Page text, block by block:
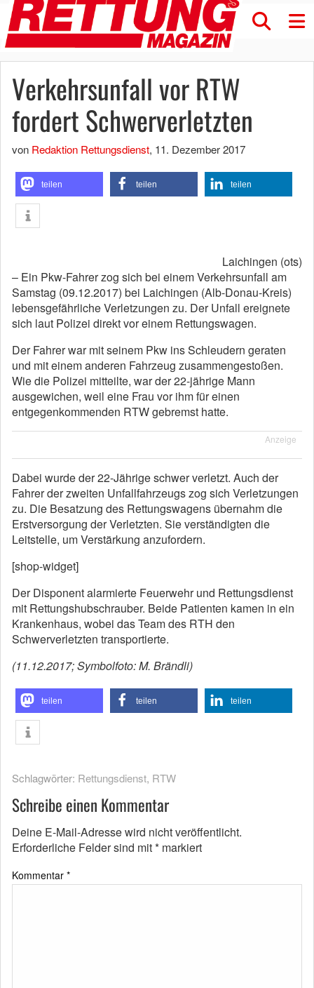
Verkehrsunfall vor RTW
fordert Schwerverletzten
von Redaktion Rettungsdienst, 11. Dezember 2017
teilen teilen teilen
Laichingen (ots)
– Ein Pkw-Fahrer zog sich bei einem Verkehrsunfall am
Samstag (09.12.2017) bei Laichingen (Alb-Donau-Kreis)
lebensgefährliche Verletzungen zu. Der Unfall ereignete
sich laut Polizei direkt vor einem Rettungswagen.
Der Fahrer war mit seinem Pkw ins Schleudern geraten
und mit einem anderen Fahrzeug zusammengestoßen.
Wie die Polizei mitteilte, war der 22-jährige Mann
ausgewichen, weil eine Frau vor ihm für einen
entgegenkommenden RTW gebremst hatte.
Anzeige
Dabei wurde der 22-Jährige schwer verletzt. Auch der
Fahrer der zweiten Unfallfahrzeugs zog sich Verletzungen
zu. Die Besatzung des Rettungswagens übernahm die
Erstversorgung der Verletzten. Sie verständigten die
Leitstelle, um Verstärkung anzufordern.
[shop-widget]
Der Disponent alarmierte Feuerwehr und Rettungsdienst
mit Rettungshubschrauber. Beide Patienten kamen in ein
Krankenhaus, wobei das Team des RTH den
Schwerverletzten transportierte.
(11.12.2017; Symbolfoto: M. Brändli)
teilen teilen teilen
Schlagwörter: Rettungsdienst, RTW
Schreibe einen Kommentar
Deine E-Mail-Adresse wird nicht veröffentlicht.
Erforderliche Felder sind mit* markiert
Kommentar *